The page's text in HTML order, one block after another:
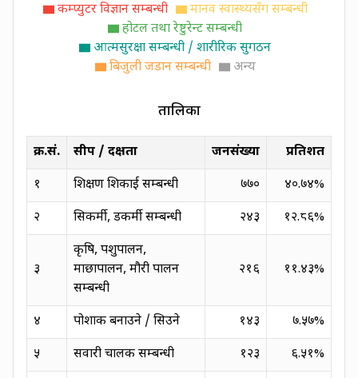
कम्प्युटर विज्ञान सम्बन्धी
मानव स्वास्थ्यसँग सम्बन्धी
होटल तथा रेष्टुरेन्ट सम्बन्धी
आत्मसुरक्षा सम्बन्धी / शारीरिक सुगठन
बिजुली जडान सम्बन्धी
अन्य
तालिका
क्र.सं. सीप / दक्षता जनसंख्या
प्रतिशत
१
शिक्षण शिकाई सम्बन्धी ७७० ४०.७४%
२
सिकर्मी, डकर्मी सम्बन्धी २४३ १२.८६%
३
कृषि, पशुपालन,
माछापालन, मौरी पालन
सम्बन्धी
२१६ ११.४३%
४ पोशाक बनाउने / सिउने १४३ ७.५७%
५
सवारी चालक सम्बन्धी १२३ ६.५१%